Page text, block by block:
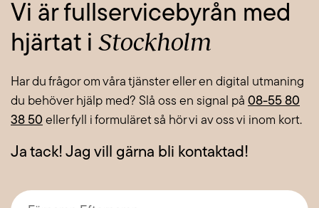
Vi är fullservicebyrån med
hjärtat i Stockholm
Har du frågor om våra tjänster eller en digital utmaning
du behöver hjälp med? Slå oss en signal på 08-55 80
38 50 eller fyll i formuläret så hör vi av oss vi inom kort.
Ja tack! Jag vill gärna bli kontaktad!
Förnamn